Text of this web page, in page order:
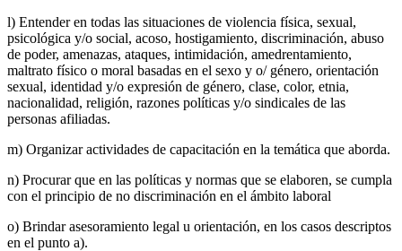
l) Entender en todas las situaciones de violencia física, sexual,
psicológica y/o social, acoso, hostigamiento, discriminación, abuso
de poder, amenazas, ataques, intimidación, amedrentamiento,
maltrato físico o moral basadas en el sexo y o/ género, orientación
sexual, identidad y/o expresión de género, clase, color, etnia,
nacionalidad, religión, razones políticas y/o sindicales de las
personas afiliadas.
m) Organizar actividades de capacitación en la temática que aborda.
n) Procurar que en las políticas y normas que se elaboren, se cumpla
con el principio de no discriminación en el ámbito laboral
o) Brindar asesoramiento legal u orientación, en los casos descriptos
en el punto a).